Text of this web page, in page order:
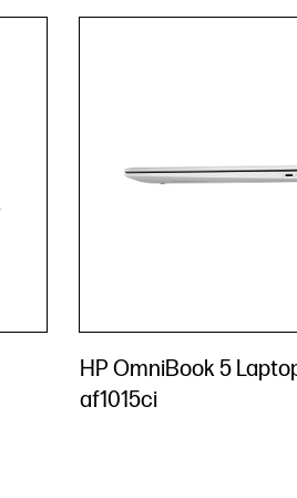
HP OmniBook 5
af1015ci